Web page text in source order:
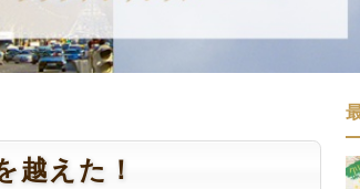
越えた！